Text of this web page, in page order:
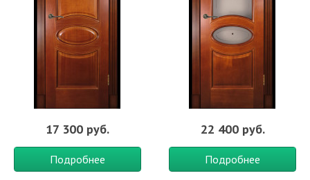
17 300 руб.
Подробнее
22 400 руб.
Подробнее